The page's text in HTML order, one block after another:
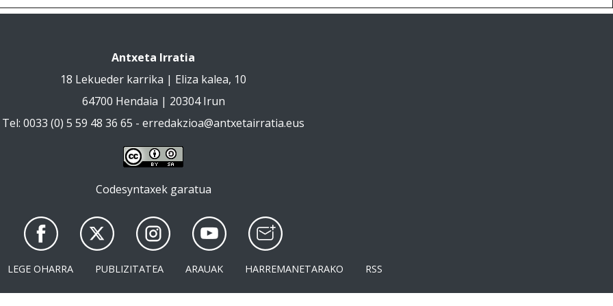
Antxeta Irratia
18 Lekueder karrika | Eliza kalea, 10
64700 Hendaia | 20304 Irun
Tel: 0033 (0) 5 59 48 36 65 - erredakzioa@antxetairratia.eus
Codesyntaxek garatua
LEGE OHARRA PUBLIZITATEA ARAUAK HARREMANETARAKO RSS